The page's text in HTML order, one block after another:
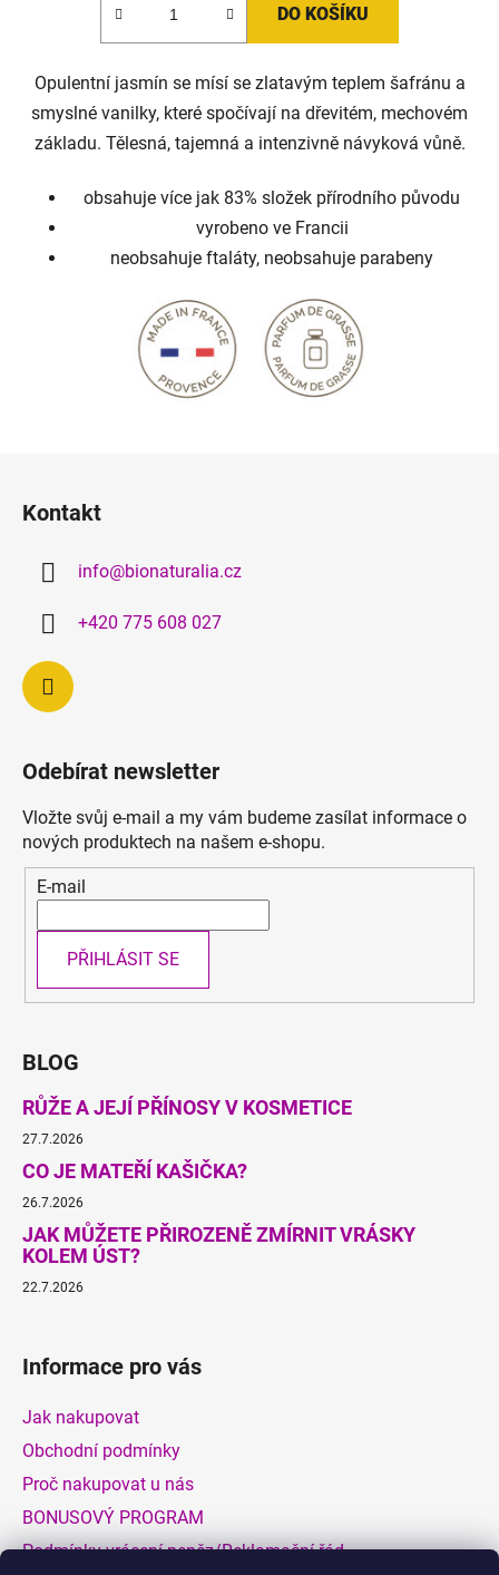
DO KOŠÍKU
Opulentní jasmín se mísí se zlatavým teplem šafránu a
smyslné vanilky, které spočívají na dřevitém, mechovém
základu. Tělesná, tajemná a intenzivně návyková vůně.
obsahuje více jak 83% složek přírodního původu
vyrobeno ve Francii
neobsahuje ftaláty, neobsahuje parabeny
Kontakt
info@bionaturalia.cz
+420 775 608 027
Odebírat newsletter
Vložte svůj e-mail a my vám budeme zasílat informace o
nových produktech na našem e-shopu.
E-mail
PŘIHLÁSIT SE
BLOG
RŮŽE A JEJÍ PŘÍNOSY V KOSMETICE
27.7.2026
CO JE MATEŘÍ KAŠIČKA?
26.7.2026
JAK MŮŽETE PŘIROZENĚ ZMÍRNIT VRÁSKY
KOLEM ÚST?
22.7.2026
Informace pro vás
Jak nakupovat
Obchodní podmínky
Proč nakupovat u nás
BONUSOVÝ PROGRAM
Podmínky vrácení peněz/Reklamační řád